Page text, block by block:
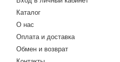
Каталог
О нас
Оплата и доставка
Обмен и возврат